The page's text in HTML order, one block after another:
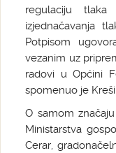
regulaciju
izjednačavanja
Potpisom
vezanim uz
radovi u Općini
spomenuo je
O samom
Ministarstva
Cerar,